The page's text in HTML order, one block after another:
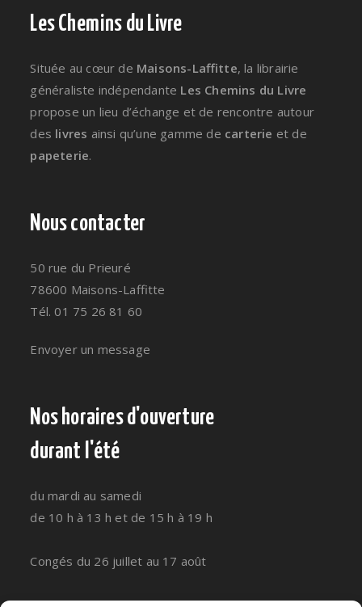
Les Chemins du Livre
Située au cœur de Maisons-Laffitte, la librairie
généraliste indépendante Les Chemins du Livre
propose un lieu d’échange et de rencontre autour
des livres ainsi qu’une gamme de carterie et de
papeterie.
Nous contacter
50 rue du Prieuré
78600 Maisons-Laffitte
Tél. 01 75 26 81 60
Envoyer un message
Nos horaires d'ouverture
durant l'été
du mardi au samedi
de 10 h à 13 h et de 15 h à 19 h
Congés du 26 juillet au 17 août